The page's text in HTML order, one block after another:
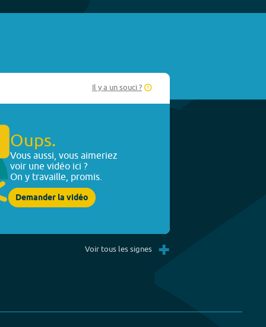
Il y a un souci ?
Oups.
Vous aussi, vous aimeriez
voir une vidéo ici ?
On y travaille, promis.
Demander la vidéo
Voir tous les signes +